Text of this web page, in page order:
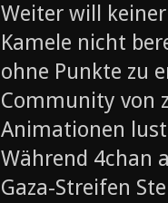
Weiter will
Kamele nicht
ohne Punkte zu
Community von
Animationen
Während 4chan
Gaza-Streifen